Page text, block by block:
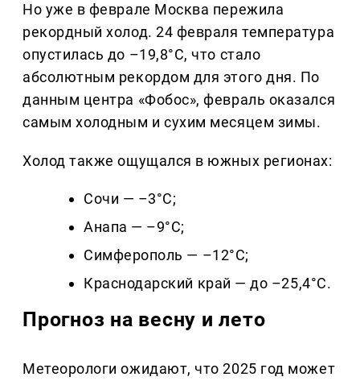
Но уже в феврале Москва пережила
рекордный холод. 24 февраля температура
опустилась до –19,8°C, что стало
абсолютным рекордом для этого дня. По
данным центра «Фобос», февраль оказался
самым холодным и сухим месяцем зимы.
Холод также ощущался в южных регионах:
Сочи — –3°C;
Анапа — –9°C;
Симферополь — –12°C;
Краснодарский край — до –25,4°C.
Прогноз на весну и лето
Метеорологи ожидают, что 2025 год может